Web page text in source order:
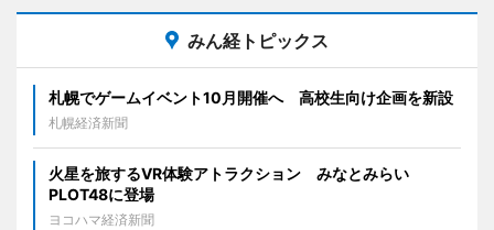
みん経トピックス
札幌でゲームイベント10月開催へ 高校生向け企画を新設
札幌経済新聞
火星を旅するVR体験アトラクション みなとみらい
PLOT48に登場
ヨコハマ経済新聞